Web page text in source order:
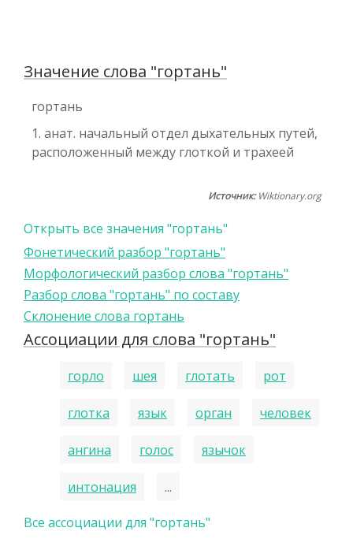
Значение слова "гортань"
гортань
1. анат. начальный отдел дыхательных путей,
расположенный между глоткой и трахеей
Источник:Wiktionary.org
Открыть все значения "гортань"
Фонетический разбор "гортань"
Морфологический разбор слова "гортань"
Разбор слова "гортань" по составу
Склонение слова гортань
Ассоциации для слова "гортань"
горло шея глотать рот
глотка язык орган человек
ангина голос язычок
интонация ...
Все ассоциации для "гортань"